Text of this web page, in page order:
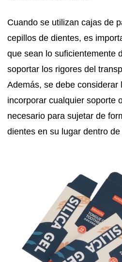
Cuando se utilizan cajas de
cepillos de dientes, es
que sean lo suficientemente
soportar los rigores del
Además, se debe considerar
incorporar cualquier soporte
necesario para sujetar de
dientes en su lugar dentro de